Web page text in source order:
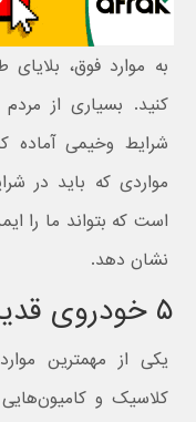
به موارد فوق،
کنید. بسیاری از
شرایط وخیمی آماده
مواردی که باید در
است که بتواند ما را
نشان دهد.
۵ خودروی قدیمی آخرالزمان
یکی از مهمترین
کلاسیک و